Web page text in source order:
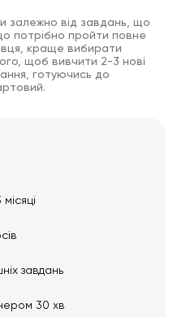
залежно від завдань, що
потрібно пройти повне
краще вибирати
щоб вивчити 2-3 нові
готуючись до
завдань
30 хв